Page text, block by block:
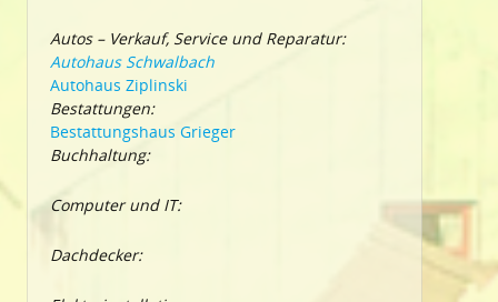
Autos – Verkauf, Service und Reparatur:
Autohaus Schwalbach
Autohaus Ziplinski
Bestattungen:
Bestattungshaus Grieger
Buchhaltung:
Computer und IT:
Dachdecker: